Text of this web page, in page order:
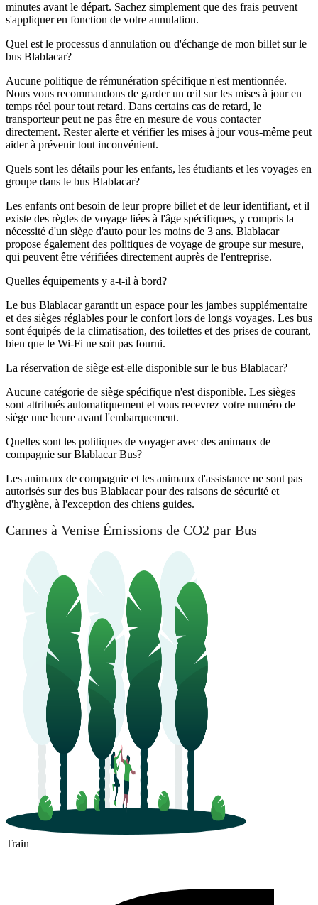
minutes avant le départ. Sachez simplement que des frais peuvent
s'appliquer en fonction de votre annulation.
Quel est le processus d'annulation ou d'échange de mon billet sur le
bus Blablacar?
Aucune politique de rémunération spécifique n'est mentionnée.
Nous vous recommandons de garder un œil sur les mises à jour en
temps réel pour tout retard. Dans certains cas de retard, le
transporteur peut ne pas être en mesure de vous contacter
directement. Rester alerte et vérifier les mises à jour vous-même peut
aider à prévenir tout inconvénient.
Quels sont les détails pour les enfants, les étudiants et les voyages en
groupe dans le bus Blablacar?
Les enfants ont besoin de leur propre billet et de leur identifiant, et il
existe des règles de voyage liées à l'âge spécifiques, y compris la
nécessité d'un siège d'auto pour les moins de 3 ans. Blablacar
propose également des politiques de voyage de groupe sur mesure,
qui peuvent être vérifiées directement auprès de l'entreprise.
Quelles équipements y a-t-il à bord?
Le bus Blablacar garantit un espace pour les jambes supplémentaire
et des sièges réglables pour le confort lors de longs voyages. Les bus
sont équipés de la climatisation, des toilettes et des prises de courant,
bien que le Wi-Fi ne soit pas fourni.
La réservation de siège est-elle disponible sur le bus Blablacar?
Aucune catégorie de siège spécifique n'est disponible. Les sièges
sont attribués automatiquement et vous recevrez votre numéro de
siège une heure avant l'embarquement.
Quelles sont les politiques de voyager avec des animaux de
compagnie sur Blablacar Bus?
Les animaux de compagnie et les animaux d'assistance ne sont pas
autorisés sur des bus Blablacar pour des raisons de sécurité et
d'hygiène, à l'exception des chiens guides.
Cannes à Venise Émissions de CO2 par Bus
Train